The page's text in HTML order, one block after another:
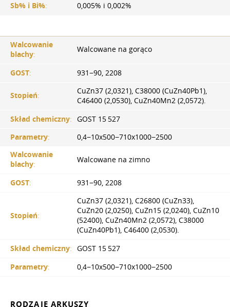
Sb% i Bi%: 0,005% i 0,002%
Walcowanie
blachy:
Walcowane na gorąco
GOST: 931−90, 2208
Stopień:
CuZn37 (2,0321), C38000 (CuZn40Pb1),
C46400 (2,0530), CuZn40Mn2 (2,0572).
Skład chemiczny:
GOST 15 527
Parametry:
0,4−10x500−710x1000−2500
Walcowanie
blachy:
Walcowane na zimno
GOST: 931−90, 2208
Stopień:
CuZn37 (2,0321), C26800 (CuZn33),
CuZn20 (2,0250), CuZn15 (2,0240), CuZn10
(52400), CuZn40Mn2 (2,0572), C38000
(CuZn40Pb1), С46400 (2,0530).
Skład chemiczny:
GOST 15 527
Parametry: 0,4−10x500−710x1000−2500
RODZAJE ARKUSZY